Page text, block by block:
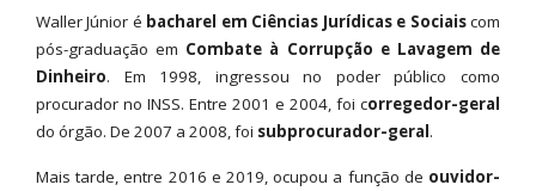
Waller Júnior é bacharel em Ciências Jurídicas e Sociaiscom
pós-graduação em Combate à Corrupção e Lavagem de
Dinheiro. Em 1998, ingressou no poder público como
procurador no INSS. Entre 2001 e 2004, foi corregedor-geral
do órgão. De 2007 a 2008, foi subprocurador-geral.
Mais tarde, entre 2016 e 2019, ocupou a função de ouvidor-